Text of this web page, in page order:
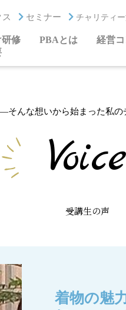
ス セミナー チャリティ
修 PBAとは 経営
んな想いから始まった私の
Voice
受講生の声
着物の魅